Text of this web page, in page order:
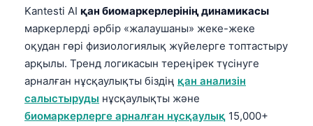
Kantesti AI қан биомаркерлерінің динамикасы
маркерлерді әрбір «жалаушаны» жеке-жеке
оқудан гөрі физиологиялық жүйелерге топтастыру
арқылы. Тренд логикасын тереңірек түсінуге
арналған нұсқаулықты біздің қан анализін
салыстыруды нұсқаулықты және
биомаркерлерге арналған нұсқаулық 15,000+